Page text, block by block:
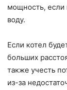
мощность, если
воду.
Если котел
больших
также учесть
из-за